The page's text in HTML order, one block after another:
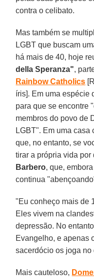
contra o celibato.
Mas também se
LGBT que buscam
há mais de 40, hoje
della Speranza",
Rainbow Catholics
íris]. Em uma espécie
para que se encontre
membros do povo de
LGBT". Em uma casa
que, no entanto, se
tirar a própria vida
Barbero, que,
continua
"Eu conheço mais de
Eles vivem na
depressão. No
Evangelho, e apenas
sacerdócio os joga no
Mais cauteloso,